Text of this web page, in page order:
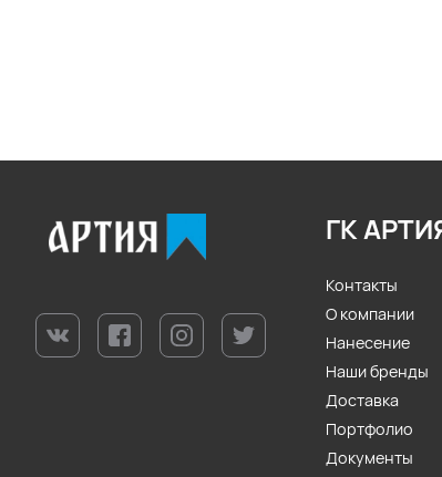
ГК
Контакты
О компании
Нанесение
Наши бренды
Доставка
Портфолио
Документы